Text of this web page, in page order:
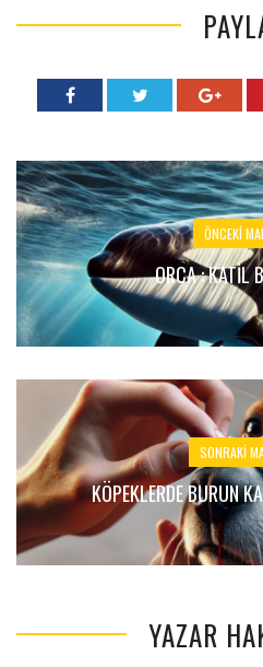
ÖNCEKI
ORCA : KATIL
SONRAKI
KÖPEKLERDE BURUN
YAZAR